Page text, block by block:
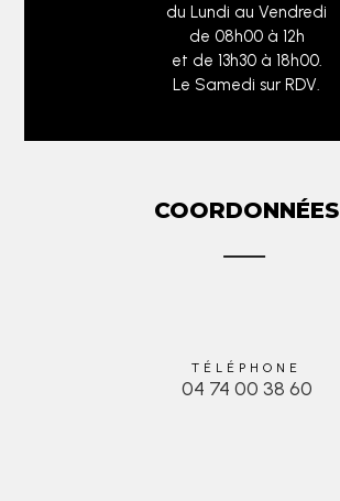
du Lundi au Vendredi
de 08h00 à 12h
et de 13h30 à 18h00.
Le Samedi sur RDV.
COORDONNÉES
TÉLÉPHONE
04 74 00 38 60